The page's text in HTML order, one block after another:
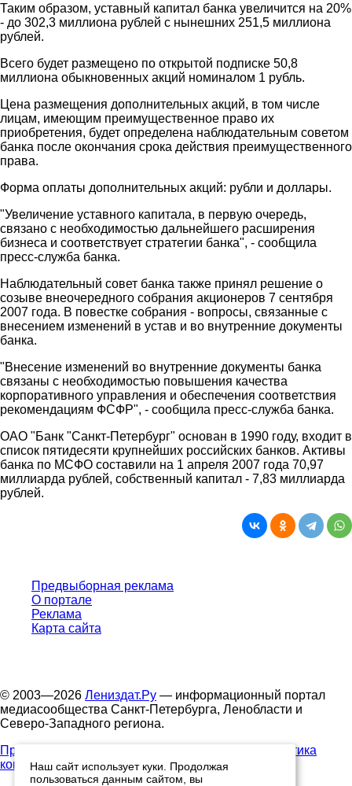
Таким образом, уставный капитал банка увеличится на 20%
- до 302,3 миллиона рублей с нынешних 251,5 миллиона
рублей.
Всего будет размещено по открытой подписке 50,8
миллиона обыкновенных акций номиналом 1 рубль.
Цена размещения дополнительных акций, в том числе
лицам, имеющим преимущественное право их
приобретения, будет определена наблюдательным советом
банка после окончания срока действия преимущественного
права.
Форма оплаты дополнительных акций: рубли и доллары.
"Увеличение уставного капитала, в первую очередь,
связано с необходимостью дальнейшего расширения
бизнеса и соответствует стратегии банка", - сообщила
пресс-служба банка.
Наблюдательный совет банка также принял решение о
созыве внеочередного собрания акционеров 7 сентября
2007 года. В повестке собрания - вопросы, связанные с
внесением изменений в устав и во внутренние документы
банка.
"Внесение изменений во внутренние документы банка
связаны с необходимостью повышения качества
корпоративного управления и обеспечения соответствия
рекомендациям ФСФР", - сообщила пресс-служба банка.
ОАО "Банк "Санкт-Петербург" основан в 1990 году, входит в
список пятидесяти крупнейших российских банков. Активы
банка по МСФО составили на 1 апреля 2007 года 70,97
миллиарда рублей, собственный капитал - 7,83 миллиарда
рублей.
Предвыборная реклама
О портале
Реклама
Карта сайта
© 2003—2026 Лениздат.Ру — информационный портал
медиасообщества Санкт-Петербурга, Ленобласти и
Северо-Западного региона.
Правила использования содержания сайта.
Политика
конфиденциальности.
Наш сайт использует куки. Продолжая
пользоваться данным сайтом, вы